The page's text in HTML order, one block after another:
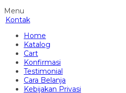
Menu
Kontak
Home
Katalog
Cart
Konfirmasi
Testimonial
Cara Belanja
Kebijakan Privasi